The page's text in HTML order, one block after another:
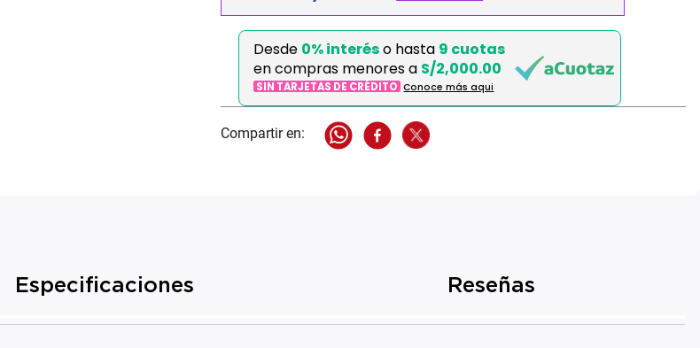
Desde 0% interéso hasta 9 cuotas
en compras menores a S/2,000.00
SIN TARJETAS DE CRÉDITO Conoce más aqui
Especificaciones Reseñas